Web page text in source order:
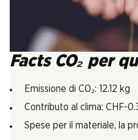
Facts CO₂ per
Emissione di CO₂: 12.12 kg
Contributo al clima: CHF-
Spese per il materiale, la